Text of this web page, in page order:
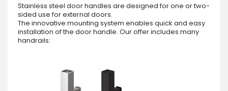
Stainless steel door handles are designed for one or two-
sided use for external doors.
The innovative mounting system enables quick and easy
installation of the door handle. Our offer includes many
handrails: